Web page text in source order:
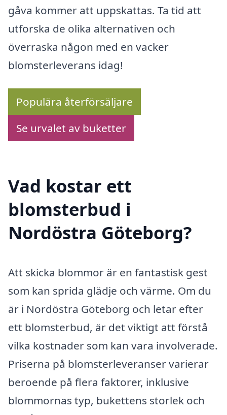
gåva kommer att uppskattas. Ta tid att
utforska de olika alternativen och
överraska någon med en vacker
blomsterleverans idag!
Populära återförsäljare
Se urvalet av buketter
Vad kostar ett
blomsterbud i
Nordöstra Göteborg?
Att skicka blommor är en fantastisk gest
som kan sprida glädje och värme. Om du
är i Nordöstra Göteborg och letar efter
ett blomsterbud, är det viktigt att förstå
vilka kostnader som kan vara involverade.
Priserna på blomsterleveranser varierar
beroende på flera faktorer, inklusive
blommornas typ, bukettens storlek och